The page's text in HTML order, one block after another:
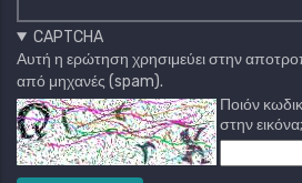
CAPTCHA
Αυτή η ερώτηση χρησιμεύει στην
από μηχανές (spam).
Ποιόν
στην εικόνα;